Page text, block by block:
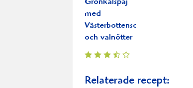
Grönkålspaj
med
Västerbottensost
och valnötter
Relaterade recept: